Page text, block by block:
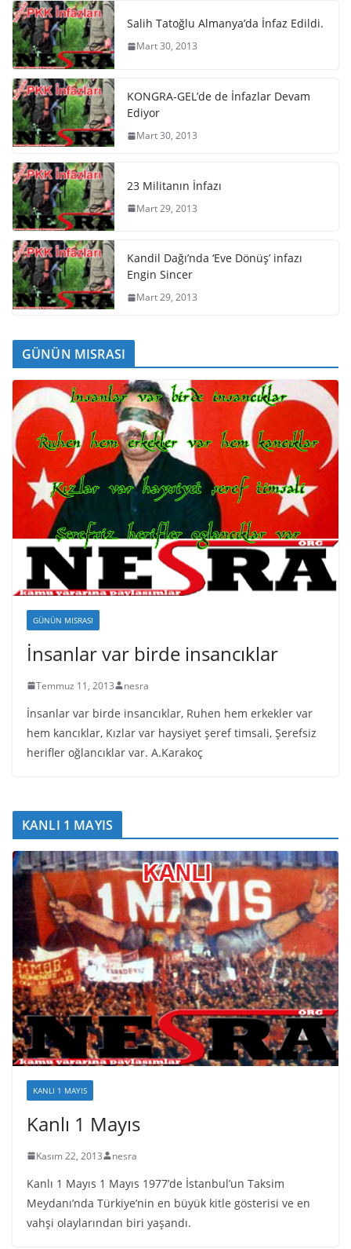
Salih Tatoğlu Almanya’da İnfaz Edildi.
Mart 30, 2013
KONGRA-GEL’de de İnfazlar Devam
Ediyor
Mart 30, 2013
23 Militanın İnfazı
Mart 29, 2013
Kandil Dağı’nda ‘Eve Dönüş’ infazı
Engin Sincer
Mart 29, 2013
GÜNÜN MISRASI
GÜNÜN MISRASI
İnsanlar var birde insancıklar
Temmuz 11, 2013 nesra
İnsanlar var birde insancıklar, Ruhen hem erkekler var
hem kancıklar, Kızlar var haysiyet şeref timsali, Şerefsiz
herifler oğlancıklar var. A.Karakoç
KANLI 1 MAYIS
KANLI 1 MAYIS
Kanlı 1 Mayıs
Kasım 22, 2013 nesra
Kanlı 1 Mayıs 1 Mayıs 1977’de İstanbul’un Taksim
Meydanı’nda Türkiye’nin en büyük kitle gösterisi ve en
vahşi olaylarından biri yaşandı.